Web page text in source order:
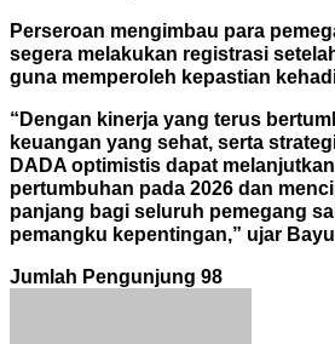
Perseroan mengimbau para
segera melakukan registrasi
guna memperoleh kepastian
“Dengan kinerja yang terus
keuangan yang sehat, serta
DADA optimistis dapat
pertumbuhan pada 2026 dan
panjang bagi seluruh pemegang
pemangku kepentingan,” ujar
Jumlah Pengunjung 98